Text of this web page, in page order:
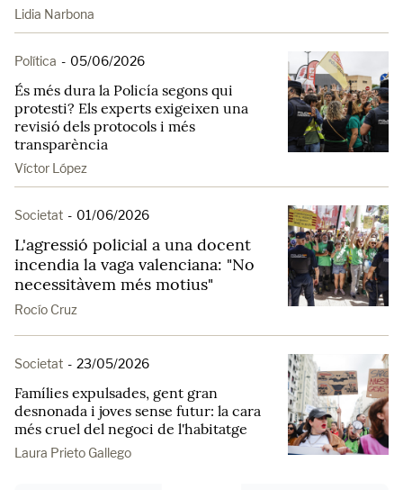
Lidia Narbona
Política - 05/06/2026
És més dura la Policía segons qui
protesti? Els experts exigeixen una
revisió dels protocols i més
transparència
Víctor López
Societat - 01/06/2026
L'agressió policial a una docent
incendia la vaga valenciana: "No
necessitàvem més motius"
Rocío Cruz
Societat - 23/05/2026
Famílies expulsades, gent gran
desnonada i joves sense futur: la cara
més cruel del negoci de l'habitatge
Laura Prieto Gallego